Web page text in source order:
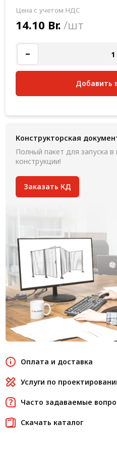
Цена с учетом НДС
14.10 Br. /шт
Добавить
Конструкторская
Полный пакет для запуска
конструкции!
Заказать КД
Оплата и доставка
Услуги по
Часто задаваемые
Скачать каталог